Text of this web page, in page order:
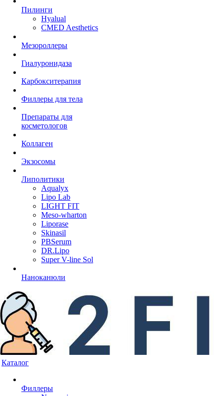
Пилинги
Hyalual
CMED Aesthetics
Мезороллеры
Гиалуронидаза
Карбокситерапия
Филлеры для тела
Препараты для
косметологов
Коллаген
Экзосомы
Липолитики
Aqualyx
Lipo Lab
LIGHT FIT
Meso-wharton
Liporase
Skinasil
PBSerum
DR.Lipo
Super V-line Sol
Наноканюли
Каталог
Филлеры